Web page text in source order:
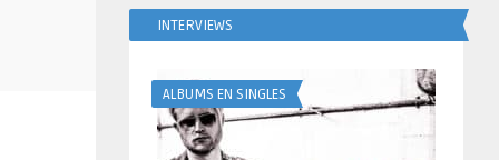
INTERVIEWS
ALBUMS EN SINGLES